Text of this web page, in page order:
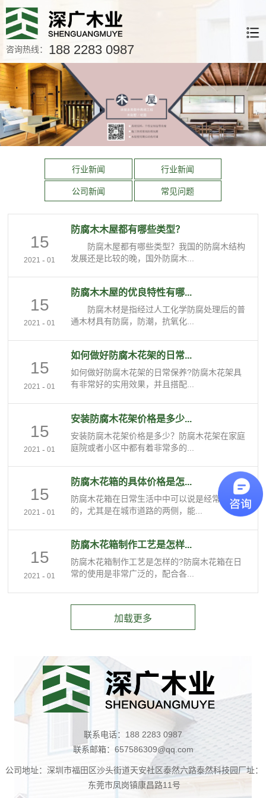
咨询热线： 188 2283 0987
行业新闻 行业新闻
公司新闻 常见问题
15
2021 - 01
防腐木木屋都有哪些类型？
防腐木屋都有哪些类型？我国的防腐木结构
发展还是比较的晚，国外防腐木...
15
2021 - 01
防腐木木屋的优良特性有哪...
防腐木材是指经过人工化学防腐处理后的普
通木材具有防腐，防潮，抗氧化...
15
2021 - 01
如何做好防腐木花架的日常...
如何做好防腐木花架的日常保养?防腐木花架具
有非常好的实用效果，并且搭配...
15
2021 - 01
安装防腐木花架价格是多少...
安装防腐木花架价格是多少？防腐木花架在家庭
庭院或者小区中都有着非常多的...
15
2021 - 01
防腐木花箱的具体价格是怎...
防腐木花箱在日常生活中中可以说是经常看到
的，尤其是在城市道路的两侧，能...
15
2021 - 01
防腐木花箱制作工艺是怎样...
防腐木花箱制作工艺是怎样的?防腐木花箱在日
常的使用是非常广泛的，配合各...
联系电话：188 2283 0987
联系邮箱：657586309@qq.com
公司地址：深圳市福田区沙头街道天安社区泰然六路泰然科技园厂址：
东莞市凤岗镇康昌路11号